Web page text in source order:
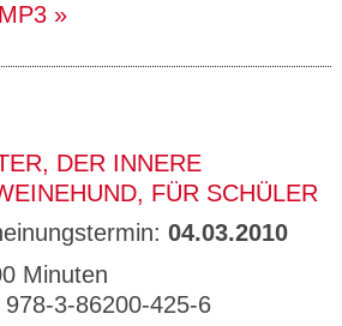
DER INNERE
FÜR SCHÜLER
04.03.2010
Minuten
978-3-86200-425-6